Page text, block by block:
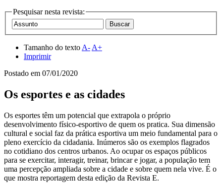
Pesquisar nesta revista:
Tamanho do texto A- A+
Imprimir
Postado em 07/01/2020
Os esportes e as cidades
Os esportes têm um potencial que extrapola o próprio
desenvolvimento físico-esportivo de quem os pratica. Sua dimensão
cultural e social faz da prática esportiva um meio fundamental para o
pleno exercício da cidadania. Inúmeros são os exemplos flagrados
no cotidiano dos centros urbanos. Ao ocupar os espaços públicos
para se exercitar, interagir, treinar, brincar e jogar, a população tem
uma percepção ampliada sobre a cidade e sobre quem nela vive. É o
que mostra reportagem desta edição da Revista E.